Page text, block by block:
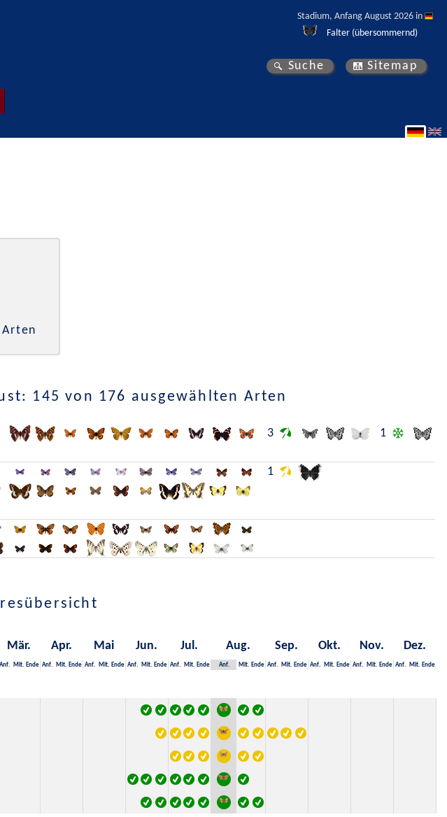
Stadium, Anfang August 2026 in
Falter (übersommernd)
Suche Sitemap
145 von 176 ausgewählten Arten
3 1
1
Mär. Apr. Mai Jun. Jul. Aug. Sep. Okt. Nov. Dez.
Anf. Mit. Ende Anf. Mit. Ende Anf. Mit. Ende Anf. Mit. Ende Anf. Mit. Ende Anf. Mit. Ende Anf. Mit. Ende Anf. Mit. Ende Anf. Mit. Ende Anf. Mit. Ende